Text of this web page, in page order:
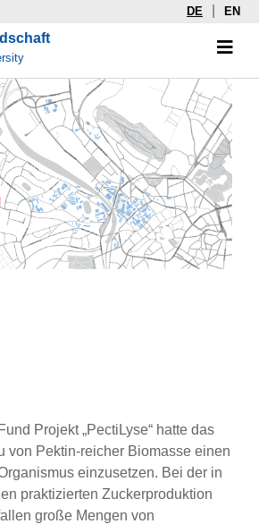
DE EN
Projekt „PectiLyse“ hatte das
von Pektin-reicher Biomasse einen
einzusetzen. Bei der in
praktizierten Zuckerproduktion
große Mengen von